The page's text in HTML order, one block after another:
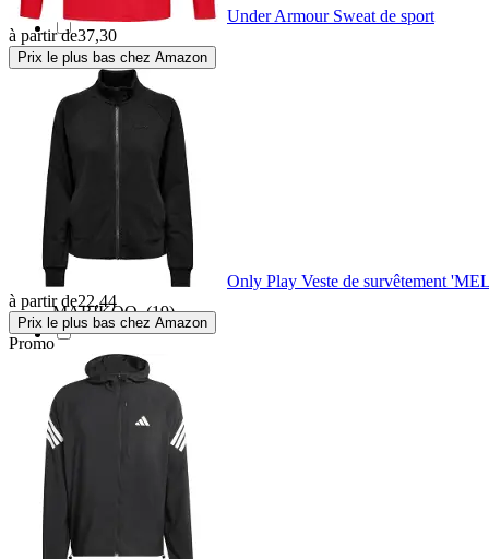
La Sportiva(2)
Leatt
Lyle & Scott (1)
Maier Sports (1)
MARIKOO(19)
Mizuno (9)
New Balance (2)
Newline
Under Armour Sweat de sport
à partir de37,30
Prix le plus bas chez Amazon
Only Play Veste de survêtement
à partir de22,44
Prix le plus bas chez Amazon
Promo